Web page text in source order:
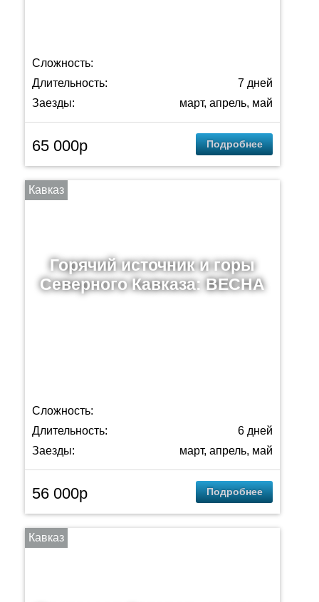
Сложность:
Длительность:
7 дней
Заезды:
март, апрель, май
65 000p Подробнее
Кавказ
Горячий источник и горы
Северного Кавказа: ВЕСНА
Сложность:
Длительность:
6 дней
Заезды:
март, апрель, май
56 000р Подробнее
Кавказ